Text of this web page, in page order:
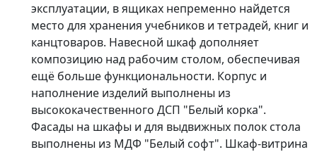
эксплуатации, в ящиках непременно найдется
место для хранения учебников и тетрадей, книг и
канцтоваров. Навесной шкаф дополняет
композицию над рабочим столом, обеспечивая
ещё больше функциональности. Корпус и
наполнение изделий выполнены из
высококачественного ДСП "Белый корка".
Фасады на шкафы и для выдвижных полок стола
выполнены из МДФ "Белый софт". Шкаф-витрина